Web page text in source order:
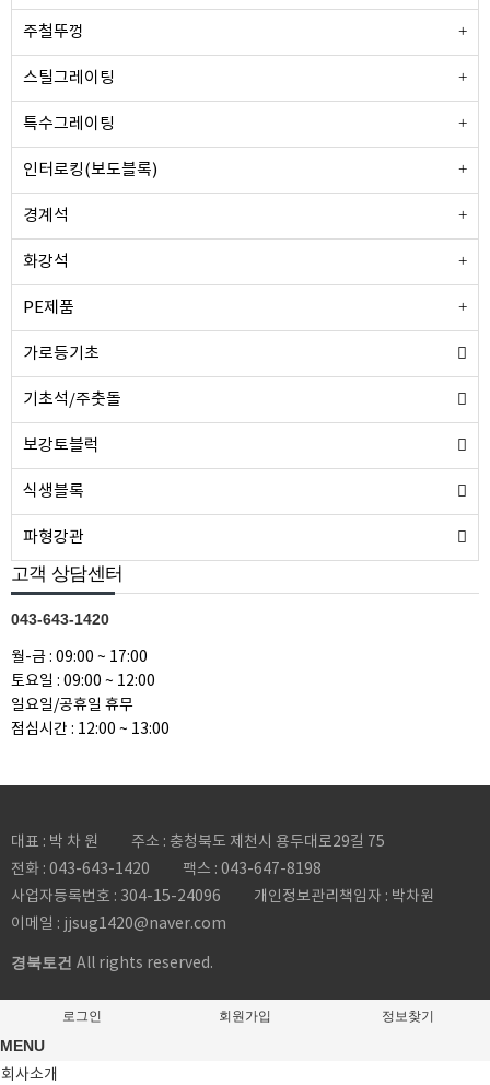
주철뚜껑
스틸그레이팅
특수그레이팅
인터로킹(보도블록)
경계석
화강석
PE제품
가로등기초
기초석/주춧돌
보강토블럭
식생블록
파형강관
고객 상담센터
043-643-1420
월-금 : 09:00 ~ 17:00
토요일 : 09:00 ~ 12:00
일요일/공휴일 휴무
점심시간 : 12:00 ~ 13:00
대표 : 박 차 원
주소 : 충청북도 제천시 용두대로29길 75
전화 : 043-643-1420 팩스 : 043-647-8198
사업자등록번호 : 304-15-24096
개인정보관리책임자 : 박차원
이메일 : jjsug1420@naver.com
경북토건 All rights reserved.
로그인 회원가입 정보찾기
MENU
회사소개